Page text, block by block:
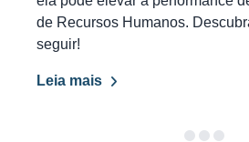
de Recursos Humanos.
seguir!
Leia mais